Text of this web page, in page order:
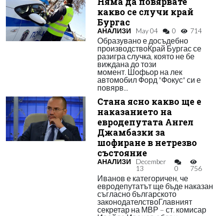
какво се случи край
Бургас
АНАЛИЗИ May 04 0 714
Образувано е досъдебно
производствоКрай Бургас се
разигра случка, която не бе
виждана до този
момент. Шофьор на лек
автомобил Форд "Фокус" си е
повярв...
Стана ясно какво ще е
наказанието на
евродепутата Ангел
Джамбазки за
шофиране в нетрезво
състояние
АНАЛИЗИ
December
13
0 756
Иванов е категоричен, че
евродепутатът ще бъде наказан
съгласно българското
законодателствоГлавният
секретар на МВР – ст. комисар